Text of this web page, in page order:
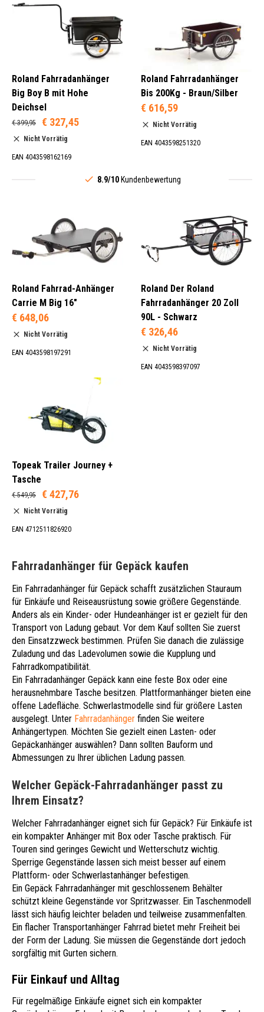
Roland Fahrradanhänger
Big Boy B mit Hohe
Deichsel
€ 399,95 € 327,45
Nicht Vorrätig
EAN 4043598162169
Roland Fahrradanhänger
Bis 200Kg - Braun/Silber
€ 616,59
Nicht Vorrätig
EAN 4043598251320
8.9/10Kundenbewertung
Roland Fahrrad-Anhänger
Carrie M Big 16"
€ 648,06
Nicht Vorrätig
EAN 4043598197291
Roland Der Roland
Fahrradanhänger 20 Zoll
90L - Schwarz
€ 326,46
Nicht Vorrätig
EAN 4043598397097
Topeak Trailer Journey +
Tasche
€ 549,95 € 427,76
Nicht Vorrätig
EAN 4712511826920
Fahrradanhänger für Gepäck kaufen
Ein Fahrradanhänger für Gepäck schafft zusätzlichen Stauraum
für Einkäufe und Reiseausrüstung sowie größere Gegenstände.
Anders als ein Kinder- oder Hundeanhänger ist er gezielt für den
Transport von Ladung gebaut. Vor dem Kauf sollten Sie zuerst
den Einsatzzweck bestimmen. Prüfen Sie danach die zulässige
Zuladung und das Ladevolumen sowie die Kupplung und
Fahrradkompatibilität.
Ein Fahrradanhänger Gepäck kann eine feste Box oder eine
herausnehmbare Tasche besitzen. Plattformanhänger bieten eine
offene Ladefläche. Schwerlastmodelle sind für größere Lasten
ausgelegt. Unter Fahrradanhänger finden Sie weitere
Anhängertypen. Möchten Sie gezielt einen Lasten- oder
Gepäckanhänger auswählen? Dann sollten Bauform und
Abmessungen zu Ihrer üblichen Ladung passen.
Welcher Gepäck-Fahrradanhänger passt zu
Ihrem Einsatz?
Welcher Fahrradanhänger eignet sich für Gepäck? Für Einkäufe ist
ein kompakter Anhänger mit Box oder Tasche praktisch. Für
Touren sind geringes Gewicht und Wetterschutz wichtig.
Sperrige Gegenstände lassen sich meist besser auf einem
Plattform- oder Schwerlastanhänger befestigen.
Ein Gepäck Fahrradanhänger mit geschlossenem Behälter
schützt kleine Gegenstände vor Spritzwasser. Ein Taschenmodell
lässt sich häufig leichter beladen und teilweise zusammenfalten.
Ein flacher Transportanhänger Fahrrad bietet mehr Freiheit bei
der Form der Ladung. Sie müssen die Gegenstände dort jedoch
sorgfältig mit Gurten sichern.
Für Einkauf und Alltag
Für regelmäßige Einkäufe eignet sich ein kompakter